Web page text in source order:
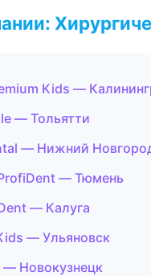
Kids —
— Тольятти
— Нижний
— Тюмень
— Калуга
— Ульяновск
Новокузнецк